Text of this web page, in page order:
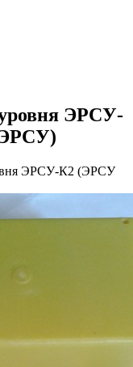
уровня ЭРСУ-
ЭРСУ-К2 (ЭРСУ